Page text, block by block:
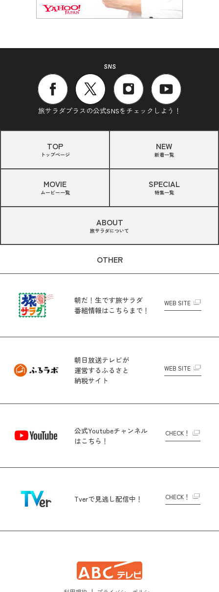
SNS
旅サラダプラスの公式SNSをチェックしよう！
TOP
トップページ
NEW
新着一覧
MOVIE
ムービー一覧
SPECIAL
特集一覧
ABOUT
旅サラダについて
OTHER
朝だ！生です旅サラダ
番組情報はこちらまで！
WEB SITE
朝日放送テレビが
運営するふるさと
納税サイト
WEB SITE
公式Youtubeチャンネル
はこちら！
CHECK！
Tverで見逃し配信中！ CHECK！